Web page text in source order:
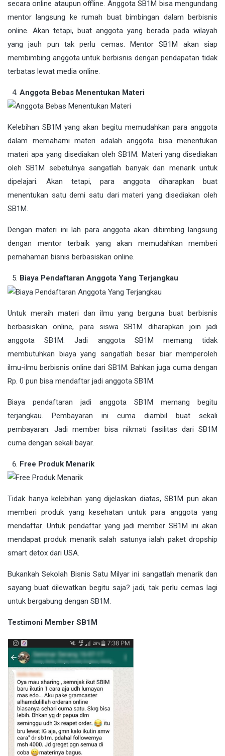
secara online ataupun offline. Anggota SB1M bisa mengundang
mentor langsung ke rumah buat bimbingan dalam berbisnis
online. Akan tetapi, buat anggota yang berada pada wilayah
yang jauh pun tak perlu cemas. Mentor SB1M akan siap
membimbing anggota untuk berbisnis dengan pendapatan tidak
terbatas lewat media online.
Anggota Bebas Menentukan Materi
Kelebihan SB1M yang akan begitu memudahkan para anggota
dalam memahami materi adalah anggota bisa menentukan
materi apa yang disediakan oleh SB1M. Materi yang disediakan
oleh SB1M sebetulnya sangatlah banyak dan menarik untuk
dipelajari. Akan tetapi, para anggota diharapkan buat
menentukan satu demi satu dari materi yang disediakan oleh
SB1M.
Dengan materi ini lah para anggota akan dibimbing langsung
dengan mentor terbaik yang akan memudahkan memberi
pemahaman bisnis berbasiskan online.
Biaya Pendaftaran Anggota Yang Terjangkau
Untuk meraih materi dan ilmu yang berguna buat berbisnis
berbasiskan online, para siswa SB1M diharapkan join jadi
anggota SB1M. Jadi anggota SB1M memang tidak
membutuhkan biaya yang sangatlah besar biar memperoleh
ilmu-ilmu berbisnis online dari SB1M. Bahkan juga cuma dengan
Rp. 0 pun bisa mendaftar jadi anggota SB1M.
Biaya pendaftaran jadi anggota SB1M memang begitu
terjangkau. Pembayaran ini cuma diambil buat sekali
pembayaran. Jadi member bisa nikmati fasilitas dari SB1M
cuma dengan sekali bayar.
Free Produk Menarik
Tidak hanya kelebihan yang dijelaskan diatas, SB1M pun akan
memberi produk yang kesehatan untuk para anggota yang
mendaftar. Untuk pendaftar yang jadi member SB1M ini akan
mendapat produk menarik salah satunya ialah paket dropship
smart detox dari USA.
Bukankah Sekolah Bisnis Satu Milyar ini sangatlah menarik dan
sayang buat dilewatkan begitu saja? jadi, tak perlu cemas lagi
untuk bergabung dengan SB1M.
Testimoni Member SB1M